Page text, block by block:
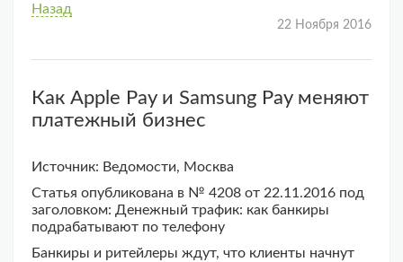
Назад
22 Ноября 2016
Как Apple Pay и Samsung Pay меняют
платежный бизнес
Источник: Ведомости, Москва
Статья опубликована в № 4208 от 22.11.2016 под
заголовком: Денежный трафик: как банкиры
подрабатывают по телефону
Банкиры и ритейлеры ждут, что клиенты начнут